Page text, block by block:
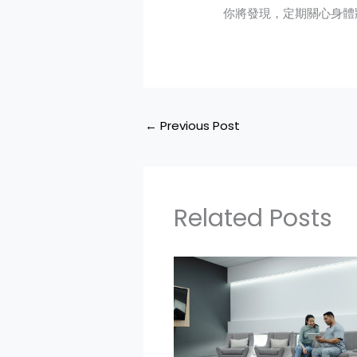
你將發現，定期關心身
← Previous Post
Related Posts